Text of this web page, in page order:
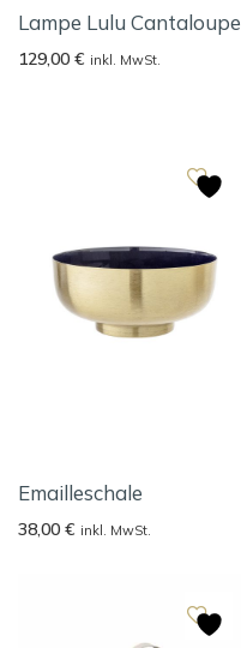
Lampe Lulu Cantaloupe
129,00 € inkl. MwSt.
Emailleschale
38,00 € inkl. MwSt.